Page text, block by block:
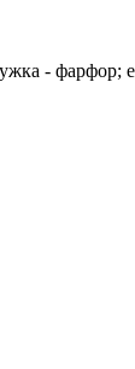
- фарфор;